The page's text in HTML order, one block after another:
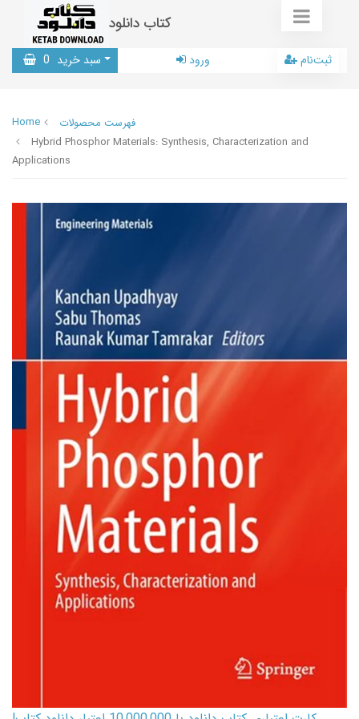
کتاب دانلود
سبد خرید 0 ورود ثبت‌نام
Home
فهرست محصولات
Hybrid Phosphor Materials: Synthesis, Characterization and
Applications